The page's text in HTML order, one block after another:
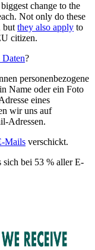
change to the
Not only do these
butthey also apply to
citizen.
Daten?
personenbezogene
Name oder ein Foto
eines
wir uns auf
Adressen.
Mails verschickt.
sich bei 53 % aller E-